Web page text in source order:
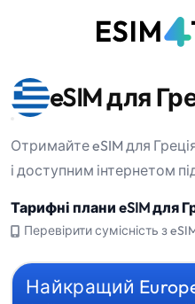
eSIM для
Отримайте eSIM для
і доступним інтернетом
Тарифні плани eSIM для
Перевірити сумісність з
Найкращий